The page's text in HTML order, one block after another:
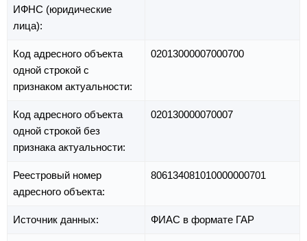
ИФНС (юридические
лица):
Код адресного объекта
одной строкой с
признаком актуальности:
02013000007000700
Код адресного объекта
одной строкой без
признака актуальности:
020130000070007
Реестровый номер
адресного объекта:
806134081010000000701
Источник данных: ФИАС в формате ГАР